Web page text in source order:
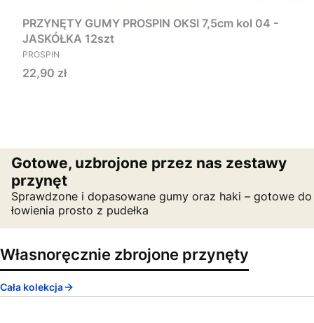
PRZYNĘTY GUMY PROSPIN OKSI 7,5cm kol 04 -
JASKÓŁKA 12szt
PRODUCENT
PROSPIN
Cena
22,90 zł
Gotowe, uzbrojone przez nas zestawy
przynęt
Sprawdzone i dopasowane gumy oraz haki – gotowe do
łowienia prosto z pudełka
Własnoręcznie zbrojone przynęty
Cała kolekcja